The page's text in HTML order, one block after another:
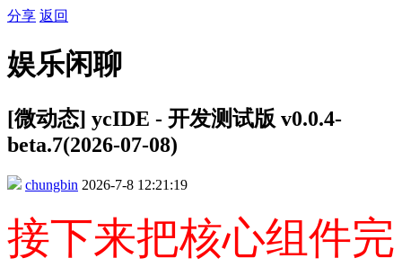
分享 返回
娱乐闲聊
[微动态] ycIDE - 开发测试版 v0.0.4-
beta.7(2026-07-08)
chungbin 2026-7-8 12:21:19
接下来把核心组件完